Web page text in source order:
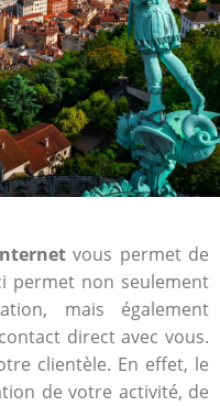
vous permet de
permet non seulement
mais également
direct avec vous.
clientèle. En effet, le
de votre activité, de